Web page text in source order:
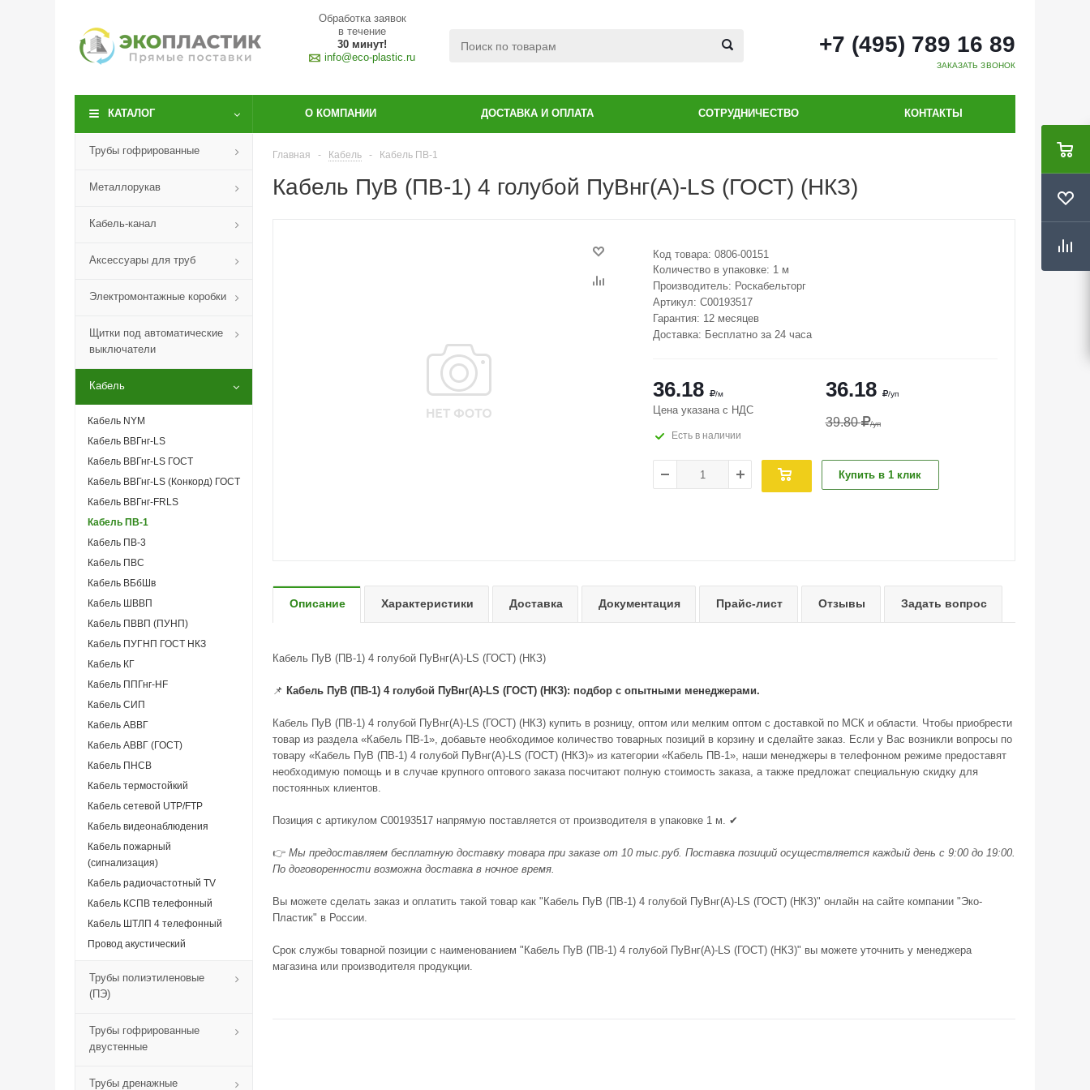
Обработка заявок
в течение
30 минут!
info@eco-plastic.ru
+7 (495) 789 16 89
ЗАКАЗАТЬ ЗВОНОК
КАТАЛОГ О КОМПАНИИ ДОСТАВКА И ОПЛАТА СОТРУДНИЧЕСТВО КОНТАКТЫ
Трубы гофрированные
Металлорукав
Кабель-канал
Аксессуары для труб
Электромонтажные коробки
Щитки под автоматические
выключатели
Кабель
Кабель NYM
Кабель ВВГнг-LS
Кабель ВВГнг-LS ГОСТ
Кабель ВВГнг-LS (Конкорд) ГОСТ
Кабель ВВГнг-FRLS
Кабель ПВ-1
Кабель ПВ-3
Кабель ПВС
Кабель ВБбШв
Кабель ШВВП
Кабель ПВВП (ПУНП)
Кабель ПУГНП ГОСТ НКЗ
Кабель КГ
Кабель ППГнг-HF
Кабель СИП
Кабель АВВГ
Кабель АВВГ (ГОСТ)
Кабель ПНСВ
Кабель термостойкий
Кабель сетевой UTP/FTP
Кабель видеонаблюдения
Кабель пожарный
(сигнализация)
Кабель радиочастотный TV
Кабель КСПВ телефонный
Кабель ШТЛП 4 телефонный
Провод акустический
Трубы полиэтиленовые
(ПЭ)
Трубы гофрированные
двустенные
Трубы дренажные
Главная - Кабель - Кабель ПВ-1
Кабель ПуВ (ПВ-1) 4 голубой ПуВнг(А)-LS (ГОСТ) (НКЗ)
Код товара: 0806-00151
Количество в упаковке: 1 м
Производитель: Роскабельторг
Артикул: С00193517
Гарантия: 12 месяцев
Доставка: Бесплатно за 24 часа
36.18 /уп
39.80 /уп
36.18 /м
Цена указана с НДС
Есть в наличии
Купить в 1 клик
Описание Характеристики Доставка Документация Прайс-лист Отзывы Задать вопрос
Кабель ПуВ (ПВ-1) 4 голубой ПуВнг(А)-LS (ГОСТ) (НКЗ)
📌 Кабель ПуВ (ПВ-1) 4 голубой ПуВнг(А)-LS (ГОСТ) (НКЗ): подбор с опытными менеджерами.
Кабель ПуВ (ПВ-1) 4 голубой ПуВнг(А)-LS (ГОСТ) (НКЗ) купить в розницу, оптом или мелким оптом с доставкой по МСК и области. Чтобы приобрести
товар из раздела «Кабель ПВ-1», добавьте необходимое количество товарных позиций в корзину и сделайте заказ. Если у Вас возникли вопросы по
товару «Кабель ПуВ (ПВ-1) 4 голубой ПуВнг(А)-LS (ГОСТ) (НКЗ)» из категории «Кабель ПВ-1», наши менеджеры в телефонном режиме предоставят
необходимую помощь и в случае крупного оптового заказа посчитают полную стоимость заказа, а также предложат специальную скидку для
постоянных клиентов.
Позиция с артикулом С00193517 напрямую поставляется от производителя в упаковке 1 м. ✔
👉 Мы предоставляем бесплатную доставку товара при заказе от 10 тыс.руб. Поставка позиций осуществляется каждый день с 9:00 до 19:00.
По договоренности возможна доставка в ночное время.
Вы можете сделать заказ и оплатить такой товар как "Кабель ПуВ (ПВ-1) 4 голубой ПуВнг(А)-LS (ГОСТ) (НКЗ)" онлайн на сайте компании "Эко-
Пластик" в России.
Срок службы товарной позиции с наименованием "Кабель ПуВ (ПВ-1) 4 голубой ПуВнг(А)-LS (ГОСТ) (НКЗ)" вы можете уточнить у менеджера
магазина или производителя продукции.